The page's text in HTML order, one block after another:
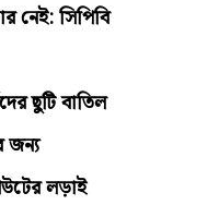
নেই: সিপিবি
ছুটি বাতিল
জন্য
লড়াই